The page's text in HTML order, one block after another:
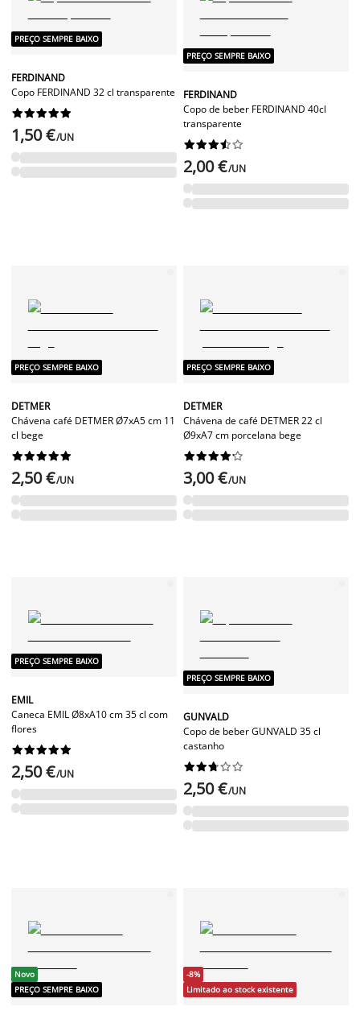
PREÇO SEMPRE BAIXO
FERDINAND
Copo FERDINAND 32 cl transparente






1,50 €/UN
PREÇO SEMPRE BAIXO
FERDINAND
Copo de beber FERDINAND 40cl
transparente






2,00 €/UN
PREÇO SEMPRE BAIXO
DETMER
Chávena café DETMER Ø7xA5 cm 11
cl bege






2,50 €/UN
PREÇO SEMPRE BAIXO
DETMER
Chávena de café DETMER 22 cl
Ø9xA7 cm porcelana bege






3,00 €/UN
PREÇO SEMPRE BAIXO
EMIL
Caneca EMIL Ø8xA10 cm 35 cl com
flores






2,50 €/UN
PREÇO SEMPRE BAIXO
GUNVALD
Copo de beber GUNVALD 35 cl
castanho






2,50 €/UN
Novo
PREÇO SEMPRE BAIXO
-8%
Limitado ao stock existente